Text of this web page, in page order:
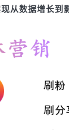
从数据增长到